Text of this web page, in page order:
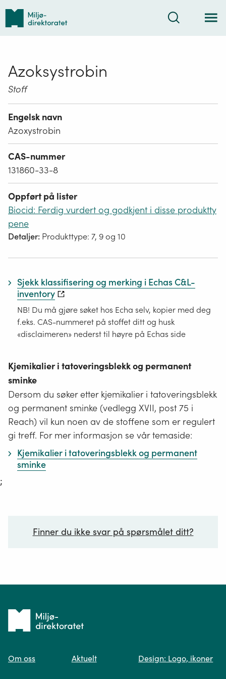
Tilbake
forsiden
Søk
Azoksystrobin
Stoff
Engelsk navn
Azoxystrobin
CAS-nummer
131860-33-8
Oppført på lister
Biocid: Ferdig vurdert og godkjent i disse produktty
pene
Detaljer: Produkttype: 7, 9 og 10
Sjekk klassifisering og merking i Echas C&L-
inventory
NB! Du må gjøre søket hos Echa selv, kopier med deg
f.eks. CAS-nummeret på stoffet ditt og husk
«disclaimeren» nederst til høyre på Echas side
Kjemikalier i tatoveringsblekk og permanent
sminke
Dersom du søker etter kjemikalier i tatoveringsblekk
og permanent sminke (vedlegg XVII, post 75 i
Reach) vil kun noen av de stoffene som er regulert
gi treff. For mer informasjon se vår temaside:
Kjemikalier i tatoveringsblekk og permanent
sminke
;
Finner du ikke svar på spørsmålet ditt?
Spør oss
Tilbake
forsiden
Om oss Aktuelt Design: Logo, ikoner